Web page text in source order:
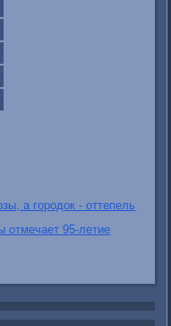
а городок - оттепель
отмечает 95-летие